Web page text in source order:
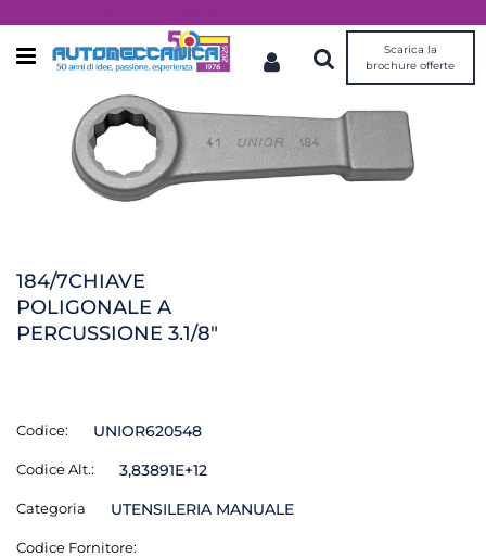
Open menu
Scarica la
brochure offerte
184/7CHIAVE
POLIGONALE A
PERCUSSIONE 3.1/8"
Codice: UNIOR620548
Codice Alt.: 3,83891E+12
Categoria UTENSILERIA MANUALE
Codice Fornitore: